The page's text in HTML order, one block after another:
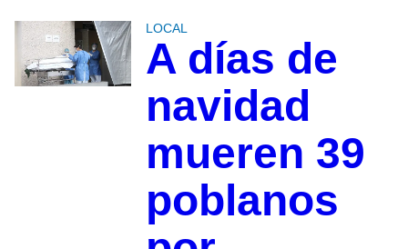
LOCAL
A días de
navidad
mueren 39
poblanos